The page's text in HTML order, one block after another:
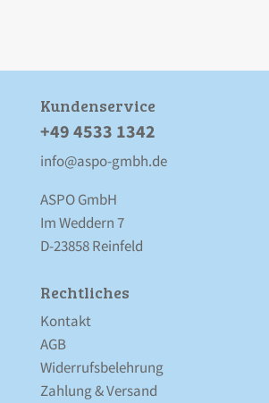
Kunden­service
+49 4533 1342
info@aspo-gmbh.de
ASPO GmbH
Im Weddern 7
D-23858 Reinfeld
Rechtliches
Kontakt
AGB
Widerrufsbelehrung
Zahlung & Versand